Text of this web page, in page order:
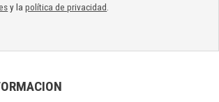
y lapolítica de privacidad